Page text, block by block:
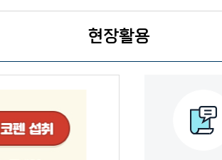
현장활용